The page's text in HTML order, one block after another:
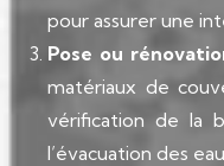
pour assurer une
Pose ou
matériaux de
vérification de la
l’évacuation des